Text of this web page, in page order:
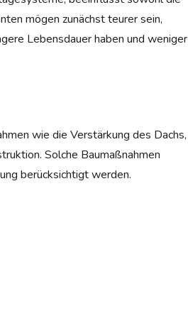
mögen zunächst teurer sein,
Lebensdauer haben und weniger
wie die Verstärkung des Dachs,
Solche Baumaßnahmen
berücksichtigt werden.